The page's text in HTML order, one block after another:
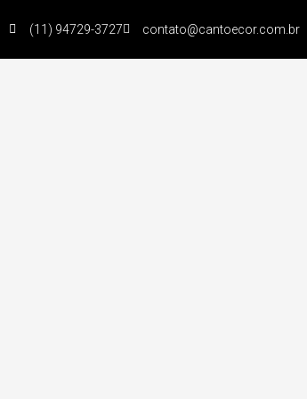
(11) 94729-3727 contato@cantoecor.com.br